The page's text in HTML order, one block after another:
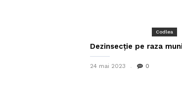
Codlea
Dezinsecție pe raza
24 mai 2023 0